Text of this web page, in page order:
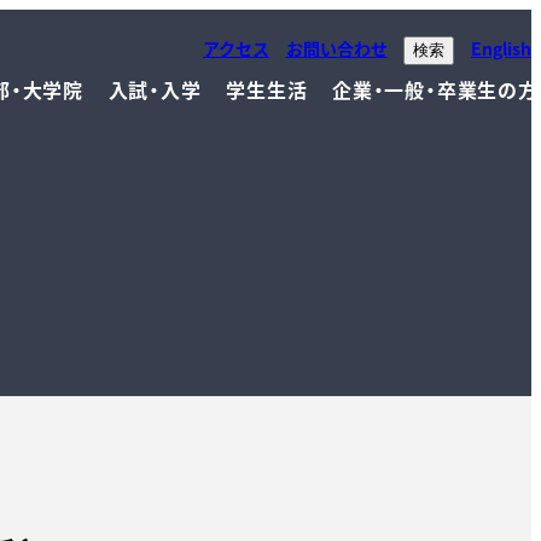
アクセス お問い合わせ 検索 English
・大学院 入試・入学 学生生活 企業・一般・卒業生の方